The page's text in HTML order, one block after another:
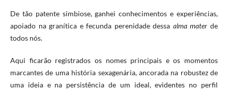
De tão patente simbiose, ganhei conhecimentos e experiências,
apoiado na granítica e fecunda perenidade dessa alma mater de
todos nós.
Aqui ficarão registrados os nomes principais e os momentos
marcantes de uma história sexagenária, ancorada na robustez de
uma ideia e na persistência de um ideal, evidentes no perfil